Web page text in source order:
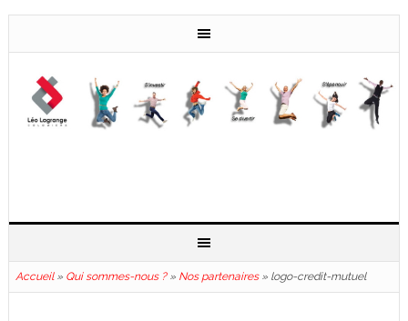
Accueil» Qui sommes-nous ?» Nos partenaires» logo-credit-mutuel